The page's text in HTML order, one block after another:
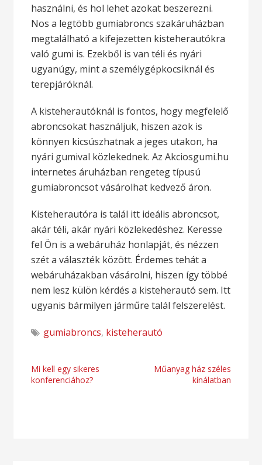
használni, és hol lehet azokat beszerezni.
Nos a legtöbb gumiabroncs szakáruházban
megtalálható a kifejezetten kisteherautókra
való gumi is. Ezekből is van téli és nyári
ugyanúgy, mint a személygépkocsiknál és
terepjáróknál.
A kisteherautóknál is fontos, hogy megfelelő
abroncsokat használjuk, hiszen azok is
könnyen kicsúszhatnak a jeges utakon, ha
nyári gumival közlekednek. Az Akciosgumi.hu
internetes áruházban rengeteg típusú
gumiabroncsot vásárolhat kedvező áron.
Kisteherautóra is talál itt ideális abroncsot,
akár téli, akár nyári közlekedéshez. Keresse
fel Ön is a webáruház honlapját, és nézzen
szét a választék között. Érdemes tehát a
webáruházakban vásárolni, hiszen így többé
nem lesz külön kérdés a kisteherautó sem. Itt
ugyanis bármilyen járműre talál felszerelést.
gumiabroncs, kisteherautó
Bejegyzés
Mi kell egy sikeres
konferenciához?
Műanyag ház széles
kínálatban